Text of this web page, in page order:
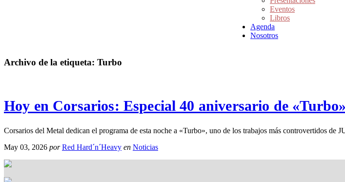
Eventos
Libros
Agenda
Nosotros
Archivo de la etiqueta: Turbo
Hoy en Corsarios: Especial 40 aniversario de
Corsarios del Metal dedican el programa de esta noche a «Turbo», uno de los trabajos más controvertidos de
May 03, 2026 por Red Hard´n´Heavy en Noticias